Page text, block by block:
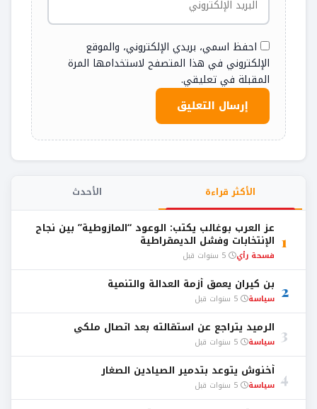
احفظ اسمي، بريدي الإلكتروني، والموقع
الإلكتروني في هذا المتصفح لاستخدامها المرة
المقبلة في تعليقي.
الأكثر قراءة الأحدث
1
عز العرب بوغالب يكتب: الوعود “المازوطية” بين نجاح
الإنتخابات وفشل الديمقراطية
فسحة رأي
2 بن كيران يعمق أزمة العدالة والتنمية
سياسة
3 الرميد يتراجع عن استقالته بعد اتصال ملكي
سياسة
4 أخنوش يتوعد بتدمير الصيادين الصغار
سياسة